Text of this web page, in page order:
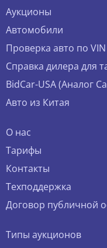
Аукционы
Автомобили
Проверка авто по VIN
Справка дилера для
BidCar-USA (Аналог
Авто из Китая
О нас
Тарифы
Контакты
Техподдержка
Договор публичной
Типы аукционов